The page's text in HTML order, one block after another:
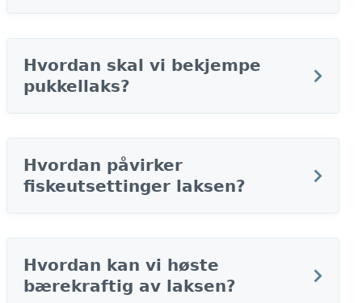
Hvordan skal vi bekjempe
pukkellaks?
Hvordan påvirker
fiskeutsettinger laksen?
Hvordan kan vi høste
bærekraftig av laksen?